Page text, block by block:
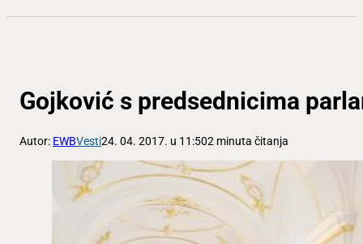
Gojković s predsednicima
Autor: EWBVesti24. 04. 2017. u 11:502 minuta čitanja